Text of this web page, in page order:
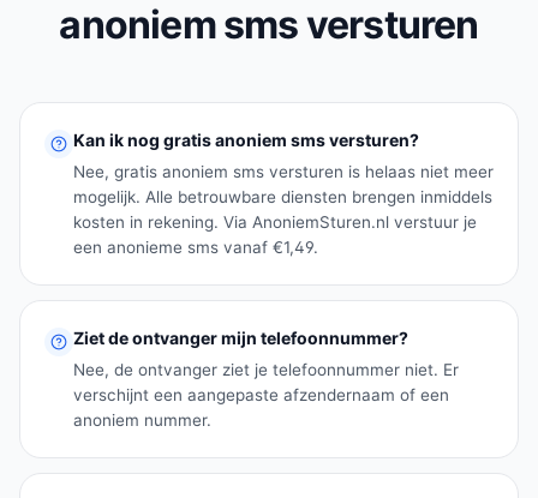
anoniem sms versturen
Kan ik nog gratis anoniem sms versturen?
Nee, gratis anoniem sms versturen is helaas niet meer
mogelijk. Alle betrouwbare diensten brengen inmiddels
kosten in rekening. Via AnoniemSturen.nl verstuur je
een anonieme sms vanaf €1,49.
Ziet de ontvanger mijn telefoonnummer?
Nee, de ontvanger ziet je telefoonnummer niet. Er
verschijnt een aangepaste afzendernaam of een
anoniem nummer.